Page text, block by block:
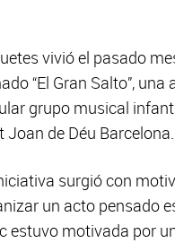
vivió el pasado
“El Gran Salto”,
grupo musical
Joan de Déu Barcelona.
surgió con
un acto pensado
estuvo motivada por